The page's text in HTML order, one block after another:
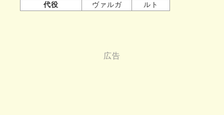
代役
ヴァルガ ルト